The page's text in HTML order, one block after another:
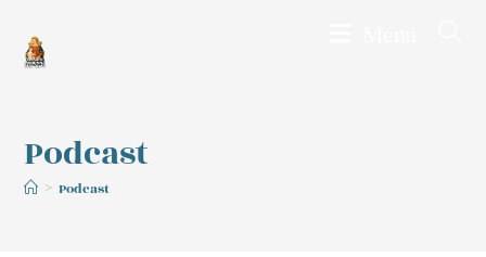
Podcast
> Podcast